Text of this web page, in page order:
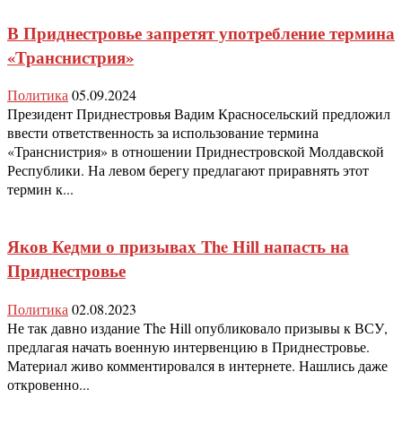
В Приднестровье запретят употребление термина
«Транснистрия»
Политика05.09.2024
Президент Приднестровья Вадим Красносельский предложил
ввести ответственность за использование термина
«Транснистрия» в отношении Приднестровской Молдавской
Республики. На левом берегу предлагают приравнять этот
термин к...
Яков Кедми о призывах The Hill напасть на
Приднестровье
Политика 02.08.2023
Не так давно издание The Hill опубликовало призывы к ВСУ,
предлагая начать военную интервенцию в Приднестровье.
Материал живо комментировался в интернете. Нашлись даже
откровенно...